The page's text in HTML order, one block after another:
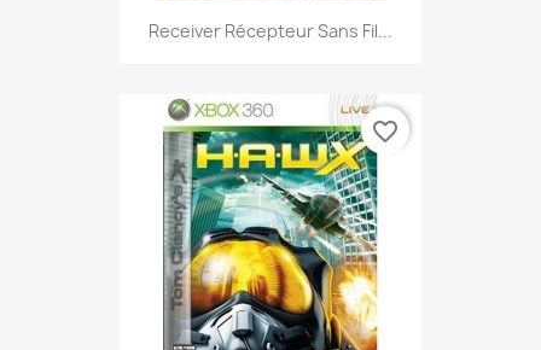
Receiver Récepteur Sans Fil...
favorite_border